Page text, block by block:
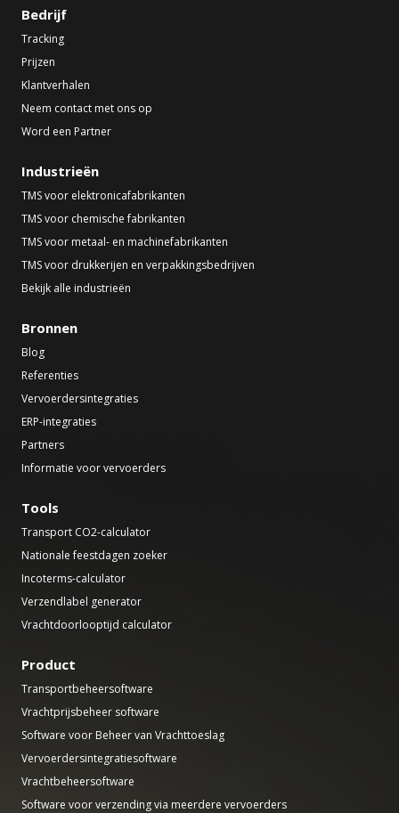
Bedrijf
Tracking
Prijzen
Klantverhalen
Neem contact met ons op
Word een Partner
Industrieën
TMS voor elektronicafabrikanten
TMS voor chemische fabrikanten
TMS voor metaal- en machinefabrikanten
TMS voor drukkerijen en verpakkingsbedrijven
Bekijk alle industrieën
Bronnen
Blog
Referenties
Vervoerdersintegraties
ERP-integraties
Partners
Informatie voor vervoerders
Tools
Transport CO2-calculator
Nationale feestdagen zoeker
Incoterms-calculator
Verzendlabel generator
Vrachtdoorlooptijd calculator
Product
Transportbeheersoftware
Vrachtprijsbeheer software
Software voor Beheer van Vrachttoeslag
Vervoerdersintegratiesoftware
Vrachtbeheersoftware
Software voor verzending via meerdere vervoerders